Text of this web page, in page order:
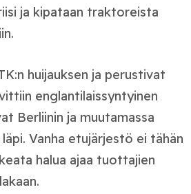
ja kipataan traktoreista
huijauksen ja perustivat
englantilaissyntyinen
Berliinin ja muutamassa
Vanha etujärjestö ei tähän
halua ajaa tuottajien